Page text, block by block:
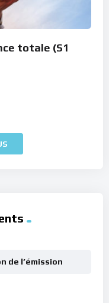
totale (S1
de l’émission